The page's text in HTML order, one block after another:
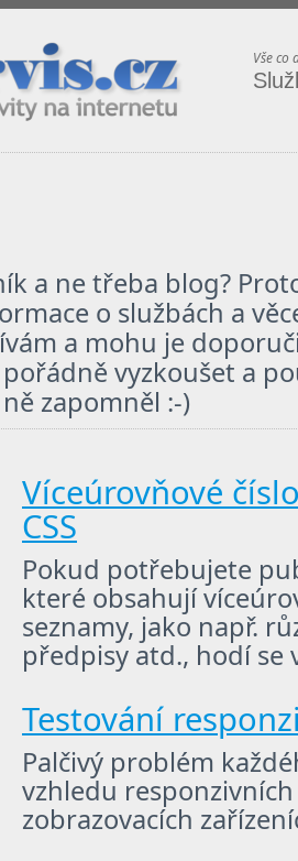
Vše co
a ne třeba blog?
o službách a
a mohu je
vyzkoušet a
zapomněl :-)
Víceúrovňové
CSS
Pokud potřebujete
které obsahují
seznamy, jako např.
předpisy atd., hodí
Testování
Palčivý problém
vzhledu
zobrazovacích